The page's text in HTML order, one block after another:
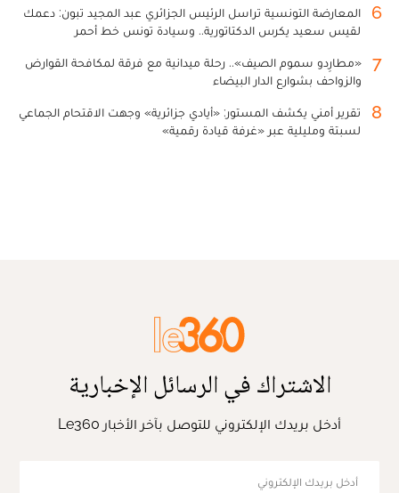
6
المعارضة التونسية تراسل الرئيس الجزائري عبد المجيد تبون: دعمك
لقيس سعيد يكرس الدكتاتورية.. وسيادة تونس خط أحمر
7
«مطارِدو سموم الصيف».. رحلة ميدانية مع فرقة لمكافحة القوارض
والزواحف بشوارع الدار البيضاء
8
تقرير أمني يكشف المستور: «أيادي جزائرية» وجهت الاقتحام الجماعي
لسبتة ومليلية عبر «غرفة قيادة رقمية»
الاشتراك في الرسائل الإخبارية
أدخل بريدك الإلكتروني للتوصل بآخر الأخبار Le360